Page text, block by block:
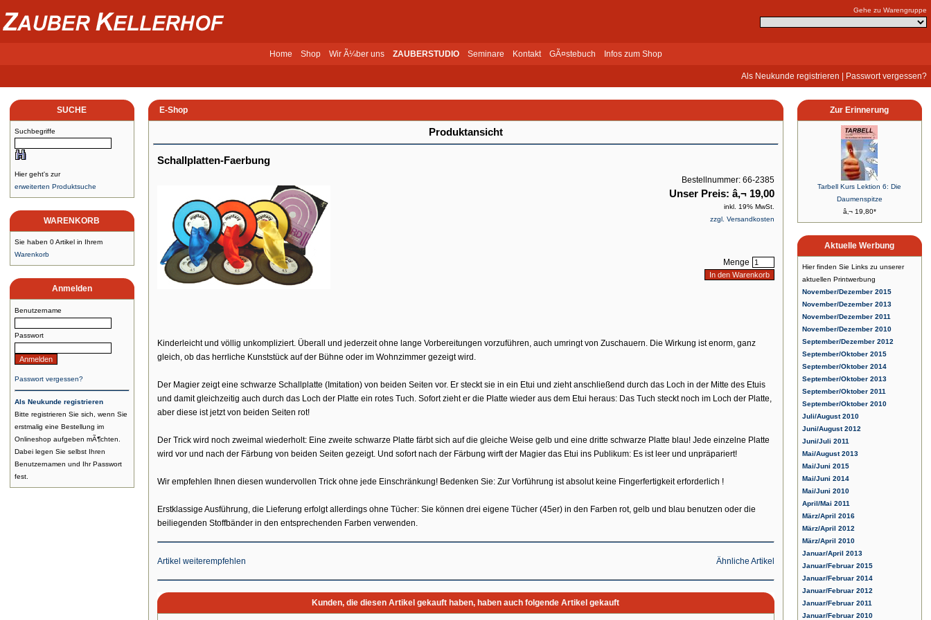
Gehe zu Warengruppe
Home Shop Wir Ã¼ber uns ZAUBERSTUDIO Seminare Kontakt GÃ¤stebuch Infos zum Shop
Als Neukunde registrieren Passwort vergessen?
SUCHE
Suchbegriffe
Hier geht's zur
erweiterten Produktsuche
WARENKORB
Sie haben 0 Artikel in Ihrem
Warenkorb
Anmelden
Benutzername
Passwort
Passwort vergessen?
Als Neukunde registrieren
Bitte registrieren Sie sich, wenn Sie
erstmalig eine Bestellung im
Onlineshop aufgeben mÃ¶chten.
Dabei legen Sie selbst Ihren
Benutzernamen und Ihr Passwort
fest.
E-Shop
Produktansicht
Schallplatten-Faerbung
Bestellnummer: 66-2385
Unser Preis: â‚¬ 19,00
inkl. 19% MwSt.
zzgl. Versandkosten
Menge
Kinderleicht und völlig unkompliziert. Überall und jederzeit ohne lange Vorberei­tungen vorzuführen, auch umringt von Zuschauern. Die Wirkung ist enorm, ganz
gleich, ob das herrliche Kunststück auf der Bühne oder im Wohnzimmer gezeigt wird.
Der Magier zeigt eine schwarze Schallplatte (Imitation) von beiden Seiten vor. Er steckt sie in ein Etui und zieht anschließend durch das Loch in der Mitte des Etuis
und damit gleichzeitig auch durch das Loch der Platte ein rotes Tuch. Sofort zieht er die Platte wieder aus dem Etui heraus: Das Tuch steckt noch im Loch der Platte,
aber diese ist jetzt von beiden Seiten rot!
Der Trick wird noch zweimal wiederholt: Eine zweite schwarze Platte färbt sich auf die gleiche Weise gelb und eine dritte schwarze Platte blau! Jede einzelne Platte
wird vor und nach der Färbung von beiden Seiten gezeigt. Und sofort nach der Färbung wirft der Magier das Etui ins Publikum: Es ist leer und unpräpariert!
Wir empfehlen Ihnen diesen wundervollen Trick ohne jede Einschränkung! Bedenken Sie: Zur Vorführung ist absolut keine Fingerfertigkeit erforderlich !
Erstklassige Ausführung, die Lieferung erfolgt allerdings ohne Tücher: Sie können drei eigene Tücher (45er) in den Farben rot, gelb und blau benutzen oder die
beiliegenden Stoffbänder in den entsprechenden Farben verwenden.
Artikel weiterempfehlen Ähnliche Artikel
Kunden, die diesen Artikel gekauft haben, haben auch folgende Artikel gekauft
Zur Erinnerung
Tarbell Kurs Lektion 6: Die
Daumenspitze
â‚¬ 19,80*
Aktuelle Werbung
Hier finden Sie Links zu unserer
aktuellen Printwerbung
November/Dezember 2015
November/Dezember 2013
November/Dezember 2011
November/Dezember 2010
September/Dezember 2012
September/Oktober 2015
September/Oktober 2014
September/Oktober 2013
September/Oktober 2011
September/Oktober 2010
Juli/August 2010
Juni/August 2012
Juni/Juli 2011
Mai/August 2013
Mai/Juni 2015
Mai/Juni 2014
Mai/Juni 2010
April/Mai 2011
März/April 2016
März/April 2012
März/April 2010
Januar/April 2013
Januar/Februar 2015
Januar/Februar 2014
Januar/Februar 2012
Januar/Februar 2011
Januar/Februar 2010